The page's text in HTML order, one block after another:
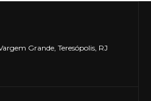
Grande, Teresópolis, RJ